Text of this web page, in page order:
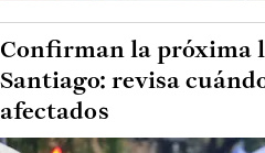
Confirman la próxima
Santiago: revisa
afectados